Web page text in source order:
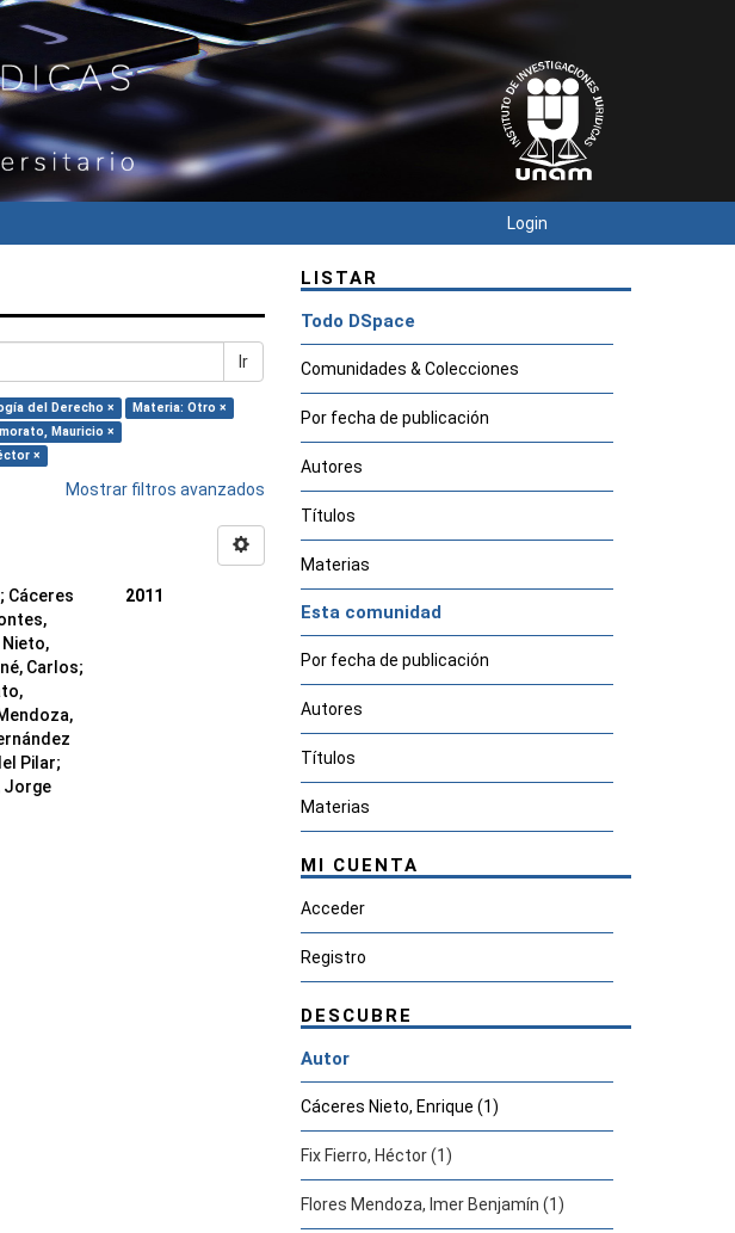
Login
Ir
del Derecho ×
Materia: Otro ×
Mauricio ×
×
Mostrar filtros avanzados
; Cáceres
Carlos;
Pilar;
Jorge
2011
LISTAR
Todo DSpace
Comunidades & Colecciones
Por fecha de publicación
Autores
Títulos
Materias
Esta comunidad
Por fecha de publicación
Autores
Títulos
Materias
MI CUENTA
Acceder
Registro
DESCUBRE
Autor
Cáceres Nieto, Enrique (1)
Fix Fierro, Héctor (1)
Flores Mendoza, Imer Benjamín (1)